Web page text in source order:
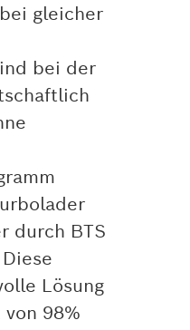
gleicher
bei der
durch BTS
Lösung
98%